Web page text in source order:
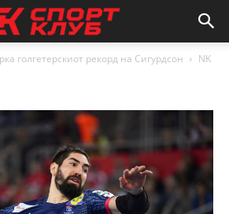
голгетерскиот рекорд на Сигурдсон NK